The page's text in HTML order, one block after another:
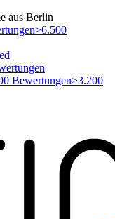
aus Berlin
>6.500
>3.200